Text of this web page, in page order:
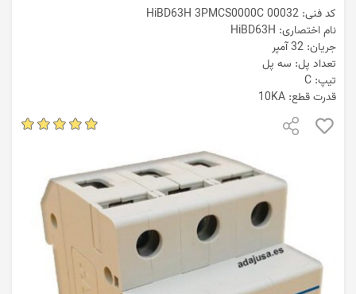
کد فنی: HiBD63H 3PMCS0000C 00032
نام اختصاری: HiBD63H
جریان: 32 آمپر
تعداد پل: سه پل
تیپ: C
قدرت قطع: 10KA